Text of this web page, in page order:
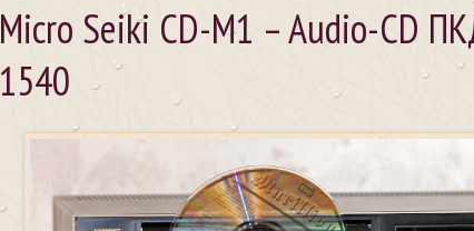
Micro Seiki CD-M1 – Audio-CD
1540